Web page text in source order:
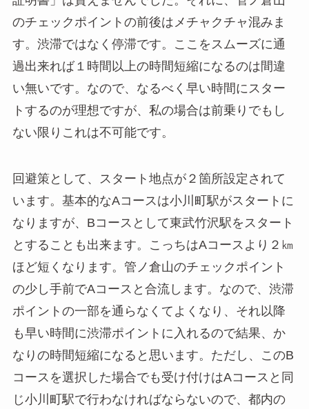
のチェックポイントの前後はメチャクチャ混みま
す。渋滞ではなく停滞です。ここをスムーズに通
過出来れば１時間以上の時間短縮になるのは間違
い無いです。なので、なるべく早い時間にスター
トするのが理想ですが、私の場合は前乗りでもし
ない限りこれは不可能です。
回避策として、スタート地点が２箇所設定されて
います。基本的なAコースは小川町駅がスタートに
なりますが、Bコースとして東武竹沢駅をスタート
とすることも出来ます。こっちはAコースより２㎞
ほど短くなります。管ノ倉山のチェックポイント
の少し手前でAコースと合流します。なので、渋滞
ポイントの一部を通らなくてよくなり、それ以降
も早い時間に渋滞ポイントに入れるので結果、か
なりの時間短縮になると思います。ただし、このB
コースを選択した場合でも受け付けはAコースと同
じ小川町駅で行わなければならないので、都内の